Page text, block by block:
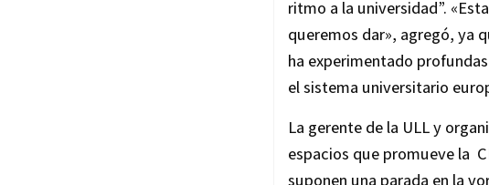
ritmo a la universidad”.
queremos dar», agregó, ya
ha experimentado
el sistema universitario
La gerente de la ULL y
espacios que promueve la
suponen una parada en la